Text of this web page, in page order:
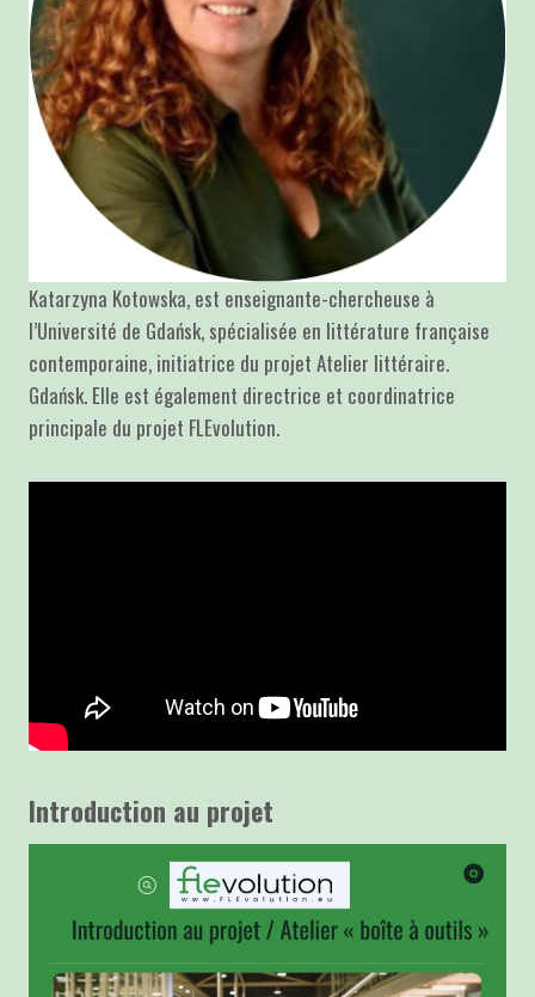
Katarzyna Kotowska, est enseignante-chercheuse à
l’Université de Gdańsk, spécialisée en littérature française
contemporaine, initiatrice du projet Atelier littéraire.
Gdańsk. Elle est également directrice et coordinatrice
principale du projet FLEvolution.
Introduction au projet